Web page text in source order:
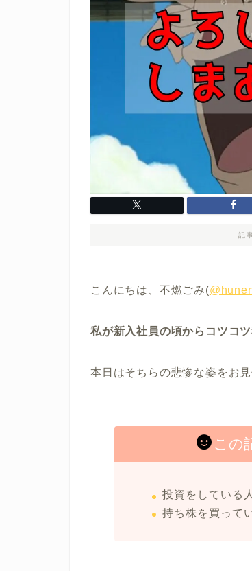
記
こんにちは、不燃ごみ(
私が新入社員の頃からコツコ
本日はそちらの悲惨な姿をお
この
投資をしている人
持ち株を買って